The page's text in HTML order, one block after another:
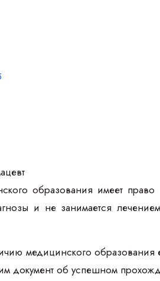
образования имеет
и не занимается
медицинского
документ об успешном